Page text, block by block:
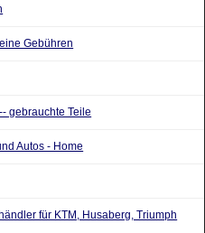
Gebühren
gebrauchte Teile
Autos - Home
für KTM, Husaberg, Triumph